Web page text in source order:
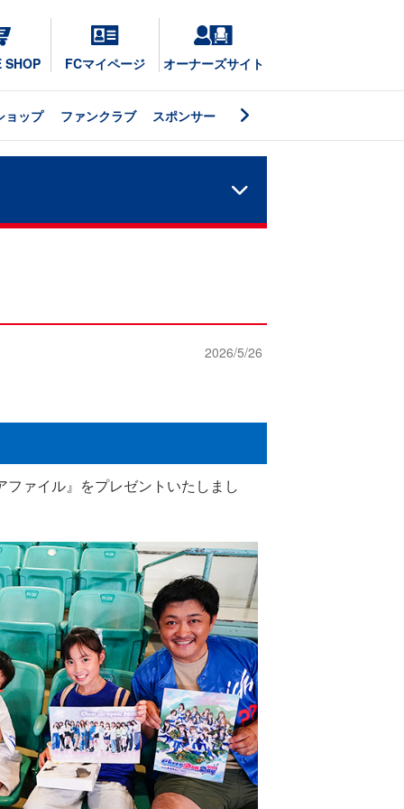
SHOP FCマイページ オーナーズサイト
ョップ ファンクラブ スポンサー
2026/5/26
ァイル』をプレゼントいたしまし